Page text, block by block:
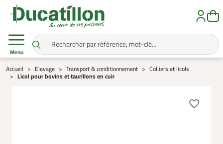
Menu
Accueil Elevage Transport & conditionnement Colliers et licols
Licol pour bovins et taurillons en cuir
favorite_border